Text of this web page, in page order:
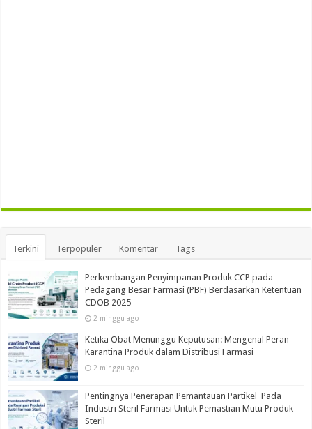
Terkini Terpopuler Komentar Tags
Perkembangan Penyimpanan Produk CCP pada
Pedagang Besar Farmasi (PBF) Berdasarkan Ketentuan
CDOB 2025
2 minggu ago
Ketika Obat Menunggu Keputusan: Mengenal Peran
Karantina Produk dalam Distribusi Farmasi
2 minggu ago
Pentingnya Penerapan Pemantauan Partikel Pada
Industri Steril Farmasi Untuk Pemastian Mutu Produk
Steril